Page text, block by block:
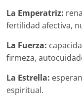
La Emperatriz:
fertilidad afectiva,
La Fuerza:
firmeza,
La Estrella:
espiritual.